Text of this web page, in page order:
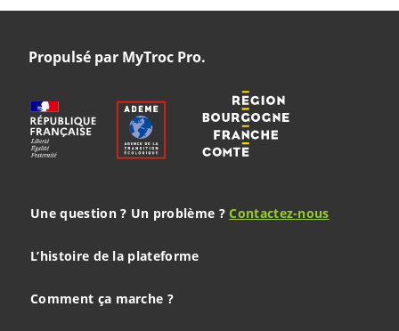
Propulsé par MyTroc Pro.
Une question ? Un problème ?Contactez-nous
L’histoire de la plateforme
Comment ça marche ?